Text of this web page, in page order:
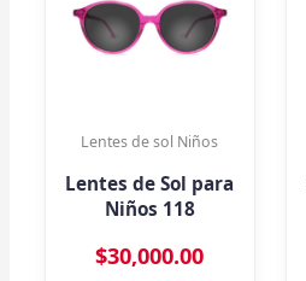
Lentes de sol Niños
Lentes de Sol para
Niños 118
$30,000.00